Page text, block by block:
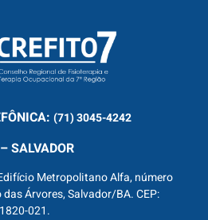
(71) 3045-4242
SALVADOR
Metropolitano Alfa, número
Árvores, Salvador/BA. CEP:
021.